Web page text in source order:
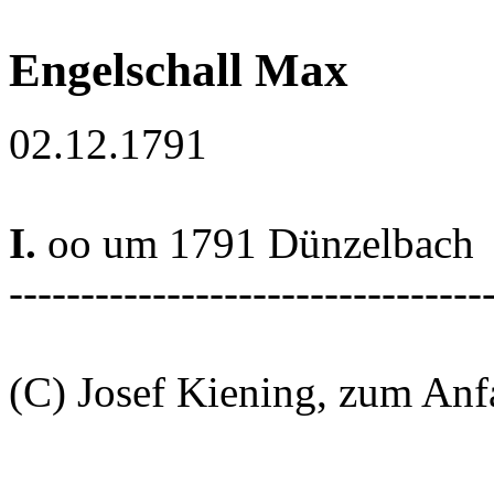
Engelschall Max
02.12.1791
I. oo um 1791 Dünzelbach
(C) Josef Kiening, zum